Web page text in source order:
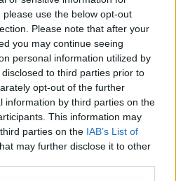
use the below opt-out
Please note that after your
you may continue seeing
personal information utilized by
to third parties prior to
opt-out of the further
information by third parties on the
This information may
parties on the IAB’s List of
may further disclose it to other
calendario, infatti, i
le due vertenze
hanno visto “Napoli